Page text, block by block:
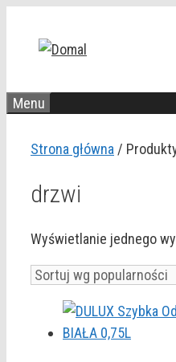
Menu
Strona główna /
drzwi
Wyświetlanie jednego